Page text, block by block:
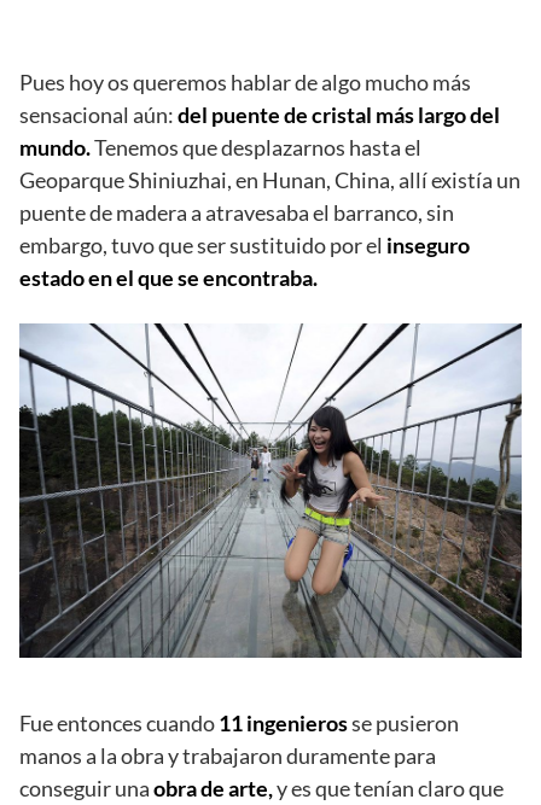
Pues hoy os queremos hablar de algo mucho más
sensacional aún:del puente de cristal más largo del
mundo.Tenemos que desplazarnos hasta el
Geoparque Shiniuzhai, en Hunan, China, allí existía un
puente de madera a atravesaba el barranco, sin
embargo, tuvo que ser sustituido por el inseguro
estado en el que se encontraba.
Fue entonces cuando11 ingenierosse pusieron
manos a la obra y trabajaron duramente para
conseguir unaobra de arte,y es que tenían claro que